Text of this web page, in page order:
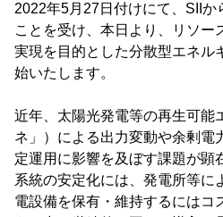
2022年5月27日付けにて、SIIか
ことを受け、本日より、リソー
実現を目的とした分散型エネル
始いたします。
近年、太陽光発電等の再生可能
ネ」）による出力変動や余剰電
定運用に影響を及ぼす課題が顕
系統の安定化には、発電所等に
電設備を保有・維持するにはコ